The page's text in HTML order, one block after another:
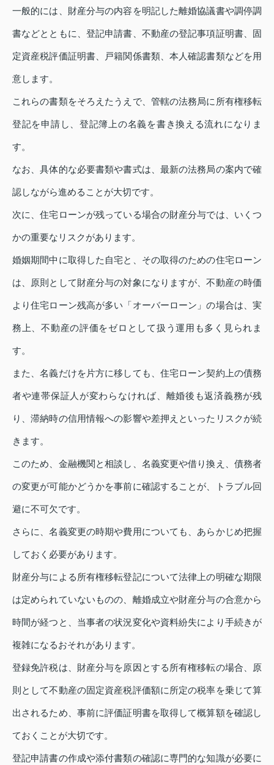
一般的には、財産分与の内容を明記した離婚協議書や調停調
書などとともに、登記申請書、不動産の登記事項証明書、固
定資産税評価証明書、戸籍関係書類、本人確認書類などを用
意します。
これらの書類をそろえたうえで、管轄の法務局に所有権移転
登記を申請し、登記簿上の名義を書き換える流れになりま
す。
なお、具体的な必要書類や書式は、最新の法務局の案内で確
認しながら進めることが大切です。
次に、住宅ローンが残っている場合の財産分与では、いくつ
かの重要なリスクがあります。
婚姻期間中に取得した自宅と、その取得のための住宅ローン
は、原則として財産分与の対象になりますが、不動産の時価
より住宅ローン残高が多い「オーバーローン」の場合は、実
務上、不動産の評価をゼロとして扱う運用も多く見られま
す。
また、名義だけを片方に移しても、住宅ローン契約上の債務
者や連帯保証人が変わらなければ、離婚後も返済義務が残
り、滞納時の信用情報への影響や差押えといったリスクが続
きます。
このため、金融機関と相談し、名義変更や借り換え、債務者
の変更が可能かどうかを事前に確認することが、トラブル回
避に不可欠です。
さらに、名義変更の時期や費用についても、あらかじめ把握
しておく必要があります。
財産分与による所有権移転登記について法律上の明確な期限
は定められていないものの、離婚成立や財産分与の合意から
時間が経つと、当事者の状況変化や資料紛失により手続きが
複雑になるおそれがあります。
登録免許税は、財産分与を原因とする所有権移転の場合、原
則として不動産の固定資産税評価額に所定の税率を乗じて算
出されるため、事前に評価証明書を取得して概算額を確認し
ておくことが大切です。
登記申請書の作成や添付書類の確認に専門的な知識が必要に